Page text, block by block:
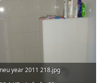
neu year 2011 218.jpg